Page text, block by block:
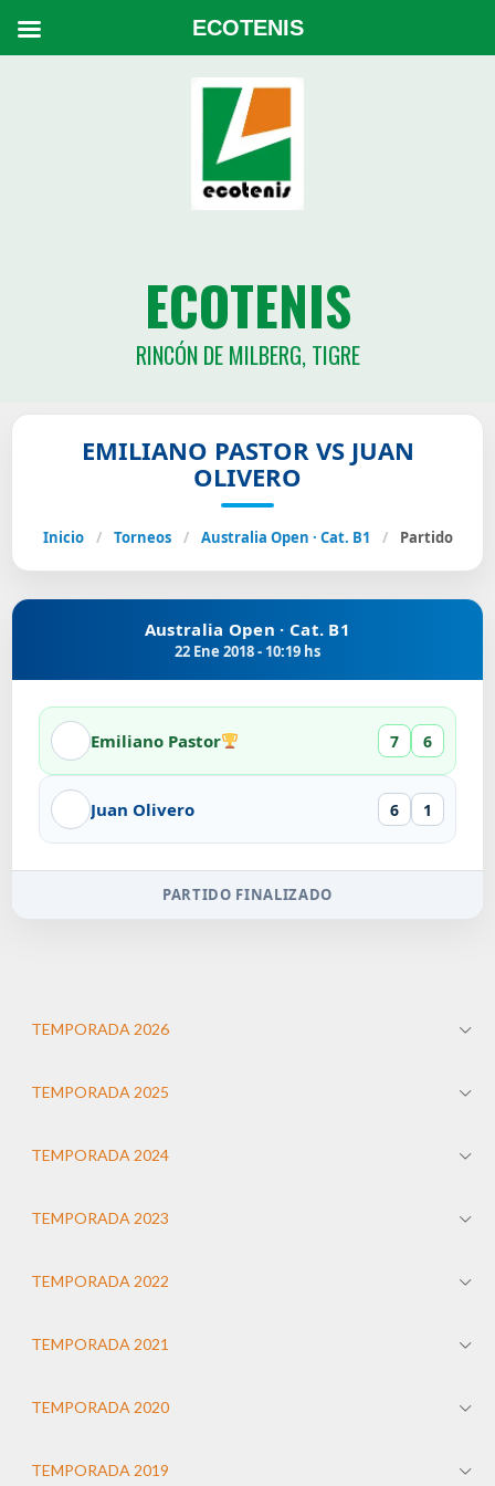
ECOTENIS
RINCÓN DE MILBERG, TIGRE
EMILIANO PASTOR VS JUAN
OLIVERO
Inicio / Torneos / Australia Open · Cat. B1 / Partido
Australia Open · Cat. B1
22 Ene 2018 - 10:19 hs
Emiliano Pastor 7 6
Juan Olivero 6 1
PARTIDO FINALIZADO
TEMPORADA 2026
TEMPORADA 2025
TEMPORADA 2024
TEMPORADA 2023
TEMPORADA 2022
TEMPORADA 2021
TEMPORADA 2020
TEMPORADA 2019
ECOTENIS